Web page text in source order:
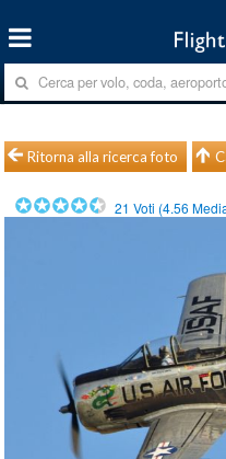
Ritorna alla ricerca foto
21 Voti (4.56